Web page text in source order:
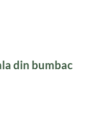
din bumbac